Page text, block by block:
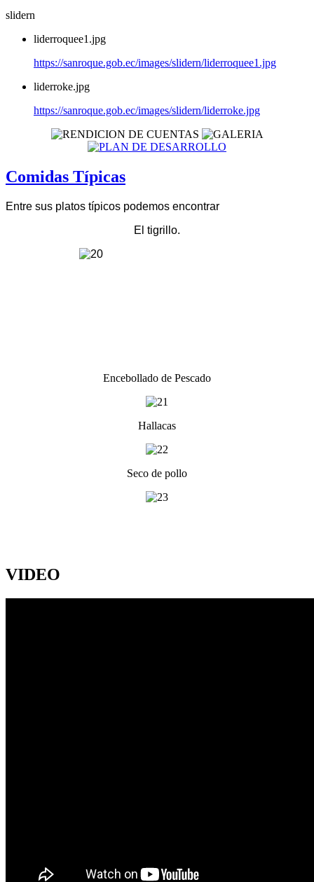
slidern
liderroquee1.jpg
https://sanroque.gob.ec/images/slidern/liderroquee1.jpg
liderroke.jpg
https://sanroque.gob.ec/images/slidern/liderroke.jpg
Comidas Típicas
Entre sus platos típicos podemos encontrar
El tigrillo.
Encebollado de Pescado
Hallacas
Seco de pollo
VIDEO